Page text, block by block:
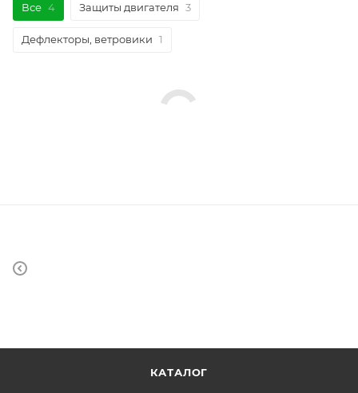
Все 4 Защиты двигателя 3
Дефлекторы, ветровики 1
КАТАЛОГ